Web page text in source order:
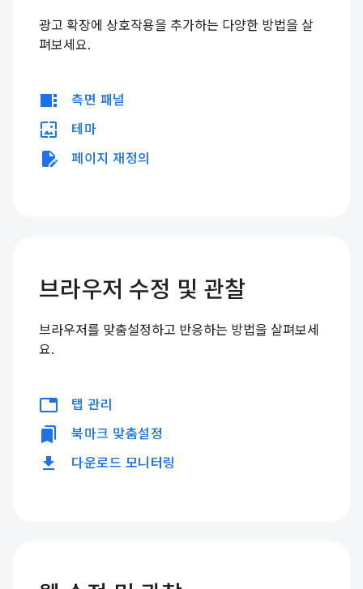
광고 확장에 상호작용을 추가하는 다양한 방법을 살
펴보세요.
view_sidebar 측면 패널
wallpaper 테마
edit_document 페이지 재정의
브라우저 수정 및 관찰
브라우저를 맞춤설정하고 반응하는 방법을 살펴보세
요.
tabs탭 관리
bookmarks 북마크 맞춤설정
download 다운로드 모니터링